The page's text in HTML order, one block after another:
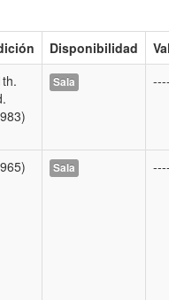
Disponibilidad
Sala
Sala